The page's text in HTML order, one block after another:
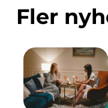
Fler